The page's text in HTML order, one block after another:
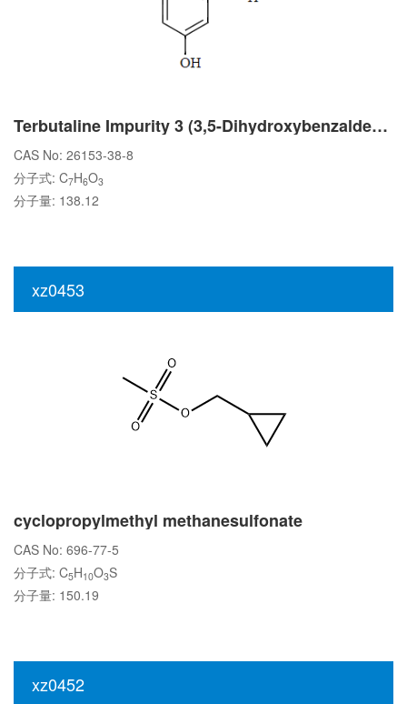
Terbutaline Impurity 3 (3,5-Dihydroxybenzaldehyde)
CAS No: 26153-38-8
分子式: C7H6O3
分子量: 138.12
xz0453
cyclopropylmethyl methanesulfonate
CAS No: 696-77-5
分子式: C5H10O3S
分子量: 150.19
xz0452